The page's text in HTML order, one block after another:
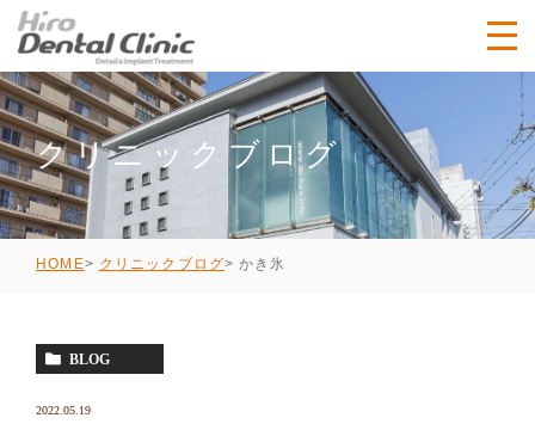
クリニックブログ
HOME クリニックブログ かき氷
BLOG
2022.05.19